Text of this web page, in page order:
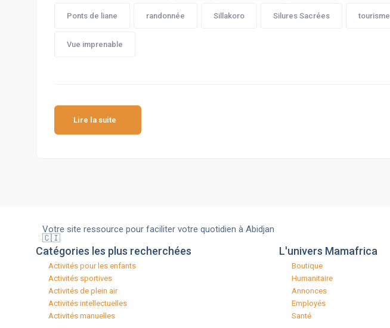
Ponts de liane randonnée Sillakoro Silures Sacrées tourisme
Vue imprenable
Lire la suite
Votre site ressource pour faciliter votre quotidien à Abidjan
🇨🇮
Catégories les plus recherchées
Activités pour les enfants​
Activités sportives​
Activités de plein air​
Activités intellectuelle​s
Activités manuelles​
L'univers Mamafrica
Boutique
Humanitaire
Annonces
Employés
Santé